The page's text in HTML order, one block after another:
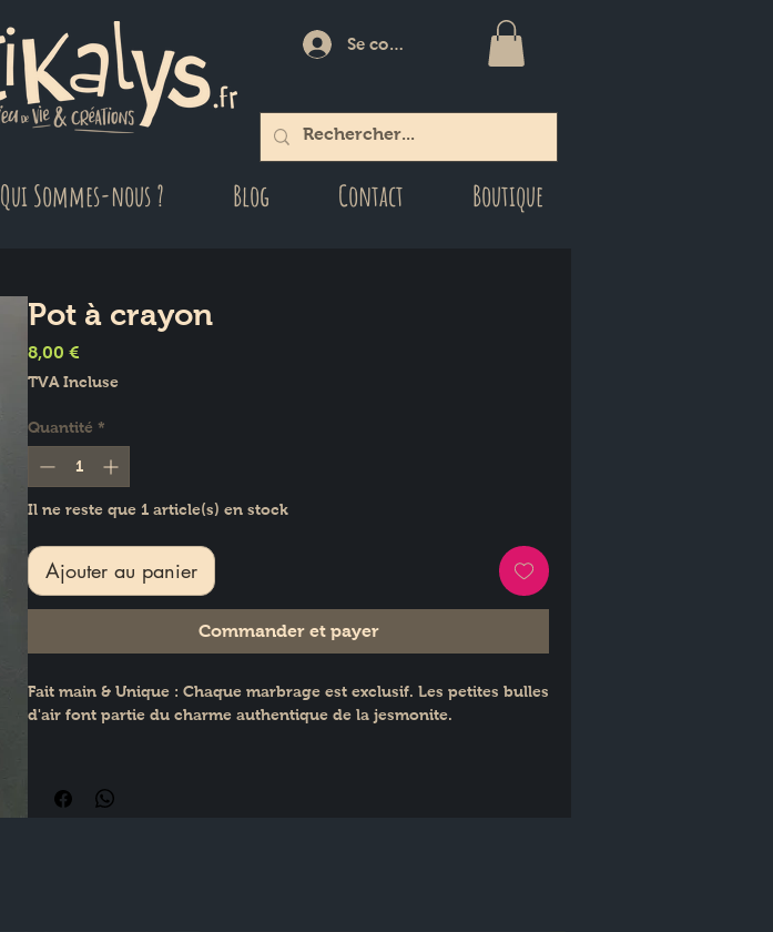
Se connecter
Qui Sommes-nous ? Blog Contact Boutique
Pot à crayon
8,00 €
TVA Incluse
Quantité *
Il ne reste que 1 article(s) en stock
Ajouter au panier
Commander et payer
Fait main & Unique : Chaque marbrage est exclusif. Les petites bulles
d'air font partie du charme authentique de la jesmonite.
Dimensions : H : 9 cm